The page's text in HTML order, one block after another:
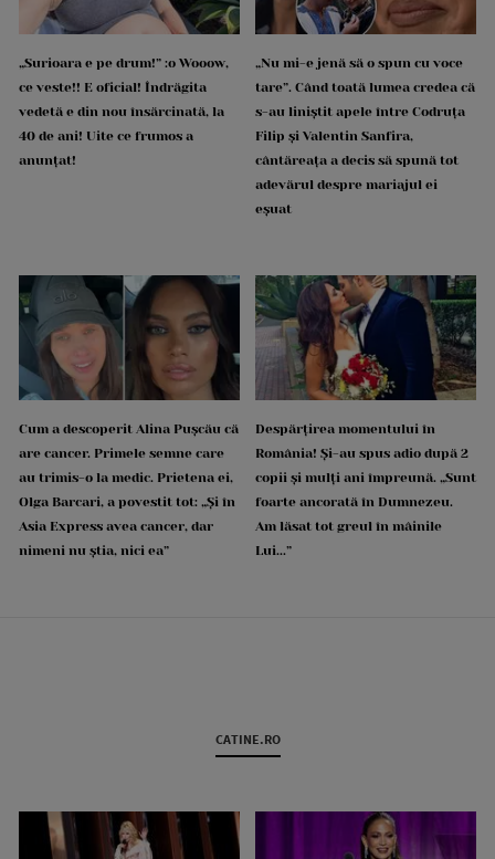
„Surioara e pe drum!” :o Wooow,
ce veste!! E oficial! Îndrăgita
vedetă e din nou însărcinată, la
40 de ani! Uite ce frumos a
anunțat!
„Nu mi-e jenă să o spun cu voce
tare”. Când toată lumea credea că
s-au liniștit apele între Codruța
Filip și Valentin Sanfira,
cântăreața a decis să spună tot
adevărul despre mariajul ei
eșuat
Cum a descoperit Alina Pușcău că
are cancer. Primele semne care
au trimis-o la medic. Prietena ei,
Olga Barcari, a povestit tot: „Și în
Asia Express avea cancer, dar
nimeni nu știa, nici ea”
Despărțirea momentului în
România! Și-au spus adio după 2
copii și mulți ani împreună. „Sunt
foarte ancorată în Dumnezeu.
Am lăsat tot greul în mâinile
Lui...”
CATINE.RO